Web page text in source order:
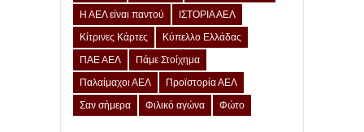
Η ΑΕΛ είναι παντού
ΙΣΤΟΡΙΑ ΑΕΛ
Κίτρινες Κάρτες
Κύπελλο Ελλάδας
ΠΑΕ ΑΕΛ
Πάμε Στοίχημα
Παλαίμαχοι ΑΕΛ
Προϊστορία ΑΕΛ
Σαν σήμερα
Φιλικό αγώνα Φώτο